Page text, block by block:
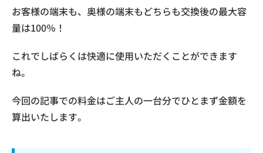
お客様の端末も、奥様の端末もどちらも交換後の最大容
量は100％！
これでしばらくは快適に使用いただくことができます
ね。
今回の記事での料金はご主人の一台分でひとまず金額を
算出いたします。